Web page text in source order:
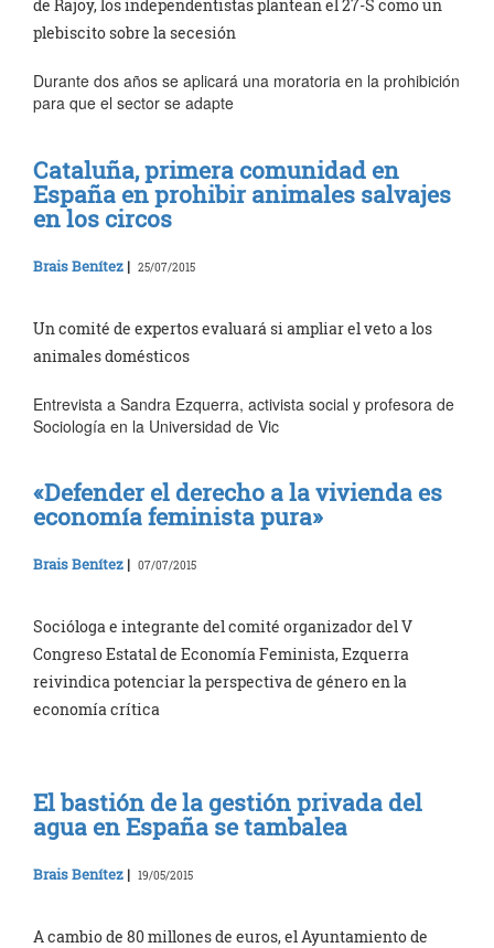
de Rajoy, los independentistas plantean el 27-S como un
plebiscito sobre la secesión
Durante dos años se aplicará una moratoria en la prohibición
para que el sector se adapte
Cataluña, primera comunidad en
España en prohibir animales salvajes
en los circos
Brais Benítez | 25/07/2015
Un comité de expertos evaluará si ampliar el veto a los
animales domésticos
Entrevista a Sandra Ezquerra, activista social y profesora de
Sociología en la Universidad de Vic
«Defender el derecho a la vivienda es
economía feminista pura»
Brais Benítez | 07/07/2015
Socióloga e integrante del comité organizador del V
Congreso Estatal de Economía Feminista, Ezquerra
reivindica potenciar la perspectiva de género en la
economía crítica
El bastión de la gestión privada del
agua en España se tambalea
Brais Benítez | 19/05/2015
A cambio de 80 millones de euros, el Ayuntamiento de